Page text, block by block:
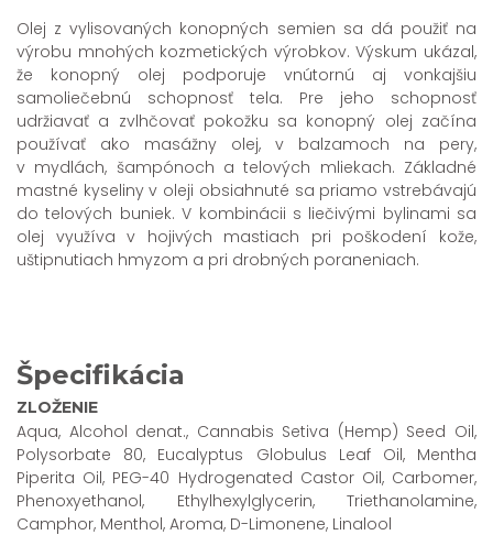
Olej z vylisovaných konopných semien sa dá použiť na
výrobu mnohých kozmetických výrobkov. Výskum ukázal,
že konopný olej podporuje vnútornú aj vonkajšiu
samoliečebnú schopnosť tela. Pre jeho schopnosť
udržiavať a zvlhčovať pokožku sa konopný olej začína
používať ako masážny olej, v balzamoch na pery,
v mydlách, šampónoch a telových mliekach. Základné
mastné kyseliny v oleji obsiahnuté sa priamo vstrebávajú
do telových buniek. V kombinácii s liečivými bylinami sa
olej využíva v hojivých mastiach pri poškodení kože,
uštipnutiach hmyzom a pri drobných poraneniach.
Špecifikácia
ZLOŽENIE
Aqua, Alcohol denat., Cannabis Setiva (Hemp) Seed Oil,
Polysorbate 80, Eucalyptus Globulus Leaf Oil, Mentha
Piperita Oil, PEG-40 Hydrogenated Castor Oil, Carbomer,
Phenoxyethanol, Ethylhexylglycerin, Triethanolamine,
Camphor, Menthol, Aroma, D-Limonene, Linalool